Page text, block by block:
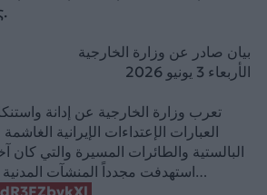
بيان صادر عن وزارة الخارجية
الأربعاء 3 يونيو 2026
تعرب وزارة الخارجية عن إدانة
العبارات الإعتداءات الإيرانية
البالستية والطائرات المسيرة والتي كان
استهدفت مجدداً المنشآت المدنية والحيوية، ومنها مطار…